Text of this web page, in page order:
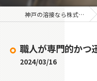
神戸の溶接なら株式会社ZET工業
職人が専門的かつ
2024/03/16